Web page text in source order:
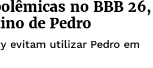
no BBB 26,
de Pedro
evitam utilizar Pedro em